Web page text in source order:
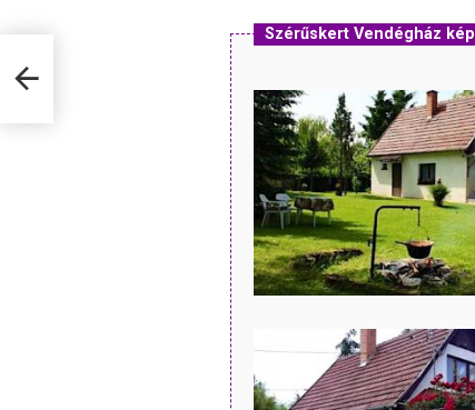
Szérűskert Vendégház